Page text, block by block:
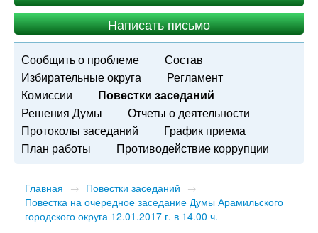
Написать письмо
Сообщить о проблеме
Состав
Избирательные округа
Регламент
Комиссии
Повестки заседаний
Решения Думы
Отчеты о деятельности
Протоколы заседаний
График приема
План работы
Противодействие коррупции
Главная → Повестки заседаний →
Повестка на очередное заседание Думы Арамильского
городского округа 12.01.2017 г. в 14.00 ч.